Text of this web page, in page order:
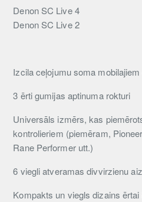
Denon SC Live 4
Denon SC Live 2
Izcila ceļojumu soma
3 ērti gumijas aptinuma rokturi
Universāls izmērs, kas
kontrolieriem (piemēram,
Rane Performer utt.)
6 viegli atveramas divvirzienu
Kompakts un viegls dizains